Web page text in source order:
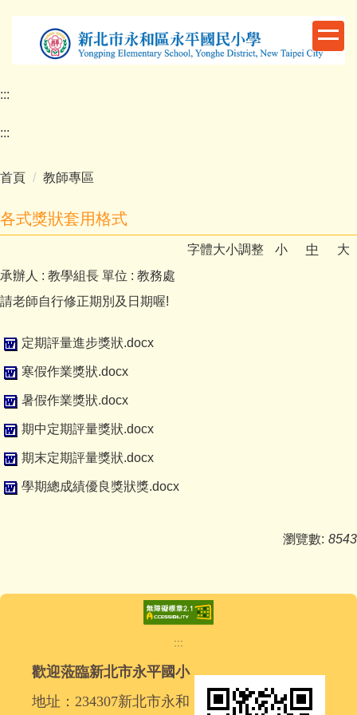
內
區
:::
:::
首頁 教師專區
各式獎狀套用格式
字體大小調整 小 中
大
承辦人 : 教學組長 單位 : 教務處
請老師自行修正期別及日期喔!
定期評量進步獎狀.docx
寒假作業獎狀.docx
暑假作業獎狀.docx
期中定期評量獎狀.docx
期末定期評量獎狀.docx
學期總成績優良獎狀獎.docx
瀏覽數: 8543
:::
歡迎蒞臨新北市永平國小
地址：234307新北市永和